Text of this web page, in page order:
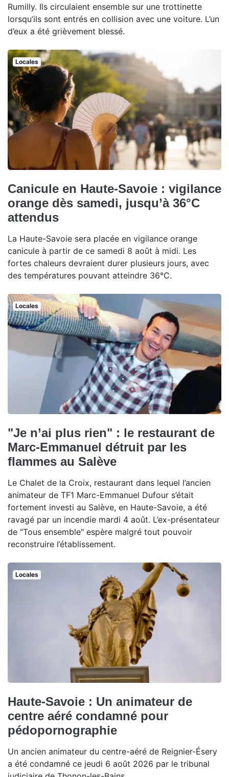
Rumilly. Ils circulaient ensemble sur une trottinette
lorsqu’ils sont entrés en collision avec une voiture. L’un
d’eux a été grièvement blessé.
Locales
Canicule en Haute-Savoie : vigilance
orange dès samedi, jusqu’à 36°C
attendus
La Haute-Savoie sera placée en vigilance orange
canicule à partir de ce samedi 8 août à midi. Les
fortes chaleurs devraient durer plusieurs jours, avec
des températures pouvant atteindre 36°C.
Locales
"Je n’ai plus rien" : le restaurant de
Marc-Emmanuel détruit par les
flammes au Salève
Le Chalet de la Croix, restaurant dans lequel l’ancien
animateur de TF1 Marc-Emmanuel Dufour s’était
fortement investi au Salève, en Haute-Savoie, a été
ravagé par un incendie mardi 4 août. L’ex-présentateur
de "Tous ensemble" espère malgré tout pouvoir
reconstruire l’établissement.
Locales
Haute-Savoie : Un animateur de
centre aéré condamné pour
pédopornographie
Un ancien animateur du centre-aéré de Reignier-Ésery
a été condamné ce jeudi 6 août 2026 par le tribunal